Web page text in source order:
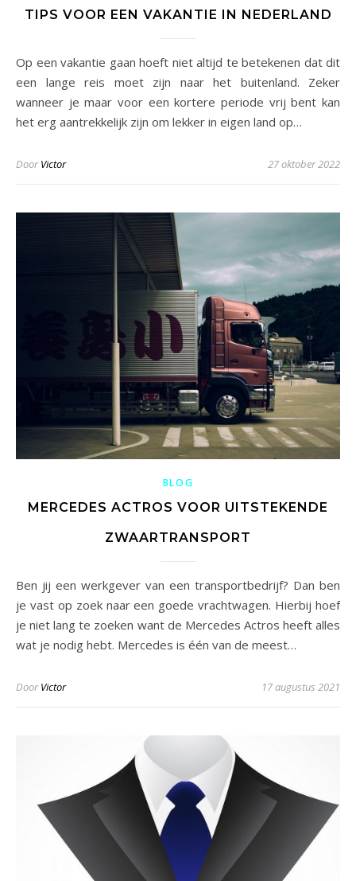
TIPS VOOR EEN VAKANTIE IN NEDERLAND
Op een vakantie gaan hoeft niet altijd te betekenen dat dit
een lange reis moet zijn naar het buitenland. Zeker
wanneer je maar voor een kortere periode vrij bent kan
het erg aantrekkelijk zijn om lekker in eigen land op…
DoorVictor 27 oktober 2022
BLOG
MERCEDES ACTROS VOOR UITSTEKENDE
ZWAARTRANSPORT
Ben jij een werkgever van een transportbedrijf? Dan ben
je vast op zoek naar een goede vrachtwagen. Hierbij hoef
je niet lang te zoeken want de Mercedes Actros heeft alles
wat je nodig hebt. Mercedes is één van de meest…
DoorVictor 17 augustus 2021